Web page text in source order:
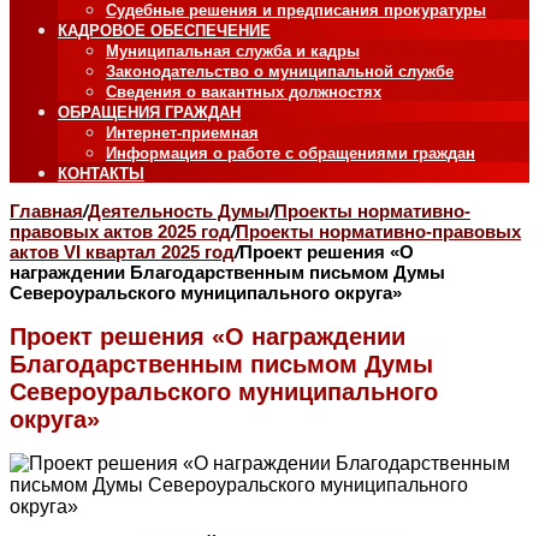
Судебные решения и предписания прокуратуры
КАДРОВОЕ ОБЕСПЕЧЕНИЕ
Муниципальная служба и кадры
Законодательство о муниципальной службе
Сведения о вакантных должностях
ОБРАЩЕНИЯ ГРАЖДАН
Интернет-приемная
Информация о работе с обращениями граждан
КОНТАКТЫ
Главная/Деятельность Думы/Проекты нормативно-
правовых актов 2025 год/Проекты нормативно-правовых
актов VI квартал 2025 год/Проект решения «О
награждении Благодарственным письмом Думы
Североуральского муниципального округа»
Проект решения «О награждении
Благодарственным письмом Думы
Североуральского муниципального
округа»